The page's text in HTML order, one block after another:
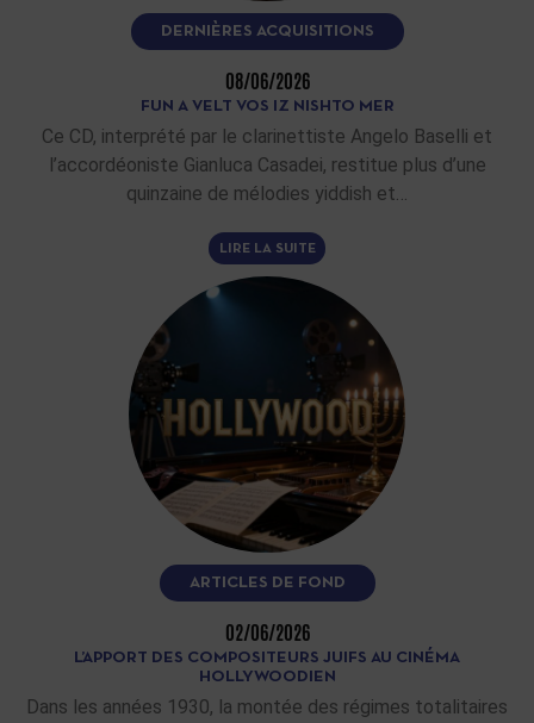
DERNIÈRES ACQUISITIONS
08/06/2026
FUN A VELT VOS IZ NISHTO MER
Ce CD, interprété par le clarinettiste Angelo Baselli et
l’accordéoniste Gianluca Casadei, restitue plus d’une
quinzaine de mélodies yiddish et…
LIRE LA SUITE
ARTICLES DE FOND
02/06/2026
L’APPORT DES COMPOSITEURS JUIFS AU CINÉMA
HOLLYWOODIEN
Dans les années 1930, la montée des régimes totalitaires